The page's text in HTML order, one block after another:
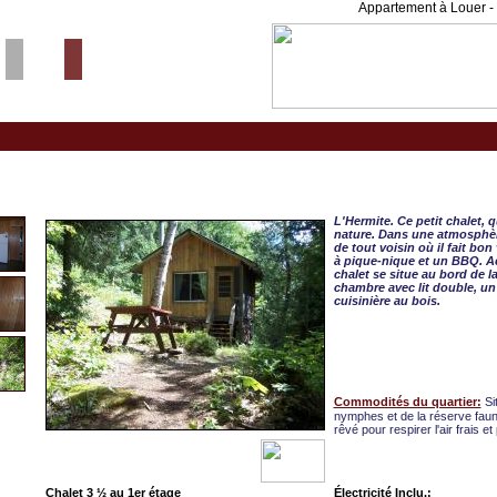
Appartement à Louer
L'Hermite. Ce petit chalet,
nature. Dans une
de tout voisin où il fait bon
à pique-nique et un BBQ.
chalet se situe au bord de
chambre avec lit double,
cuisinière au bois.
Commodités du quartier:
nymphes et de la réserve
rêvé pour respirer l'air frais et
Chalet 3 ½ au 1er étage Électricité Inclu.: